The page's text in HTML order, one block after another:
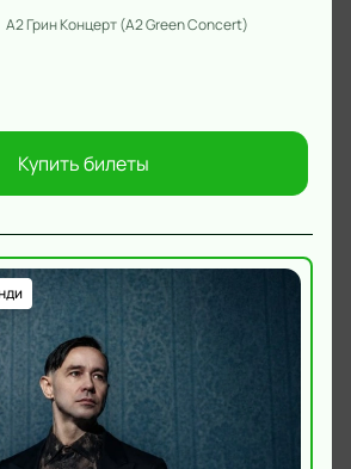
А2 Грин Концерт (A2 Green Concert)
Купить билеты